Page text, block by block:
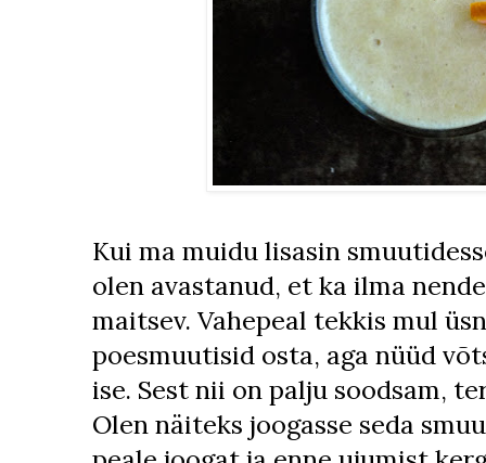
Kui ma muidu lisasin
olen avastanud, et ka ilma
maitsev. Vahepeal tekkis mul
poesmuutisid osta, aga nüüd
ise. Sest nii on palju soodsam,
Olen näiteks joogasse seda